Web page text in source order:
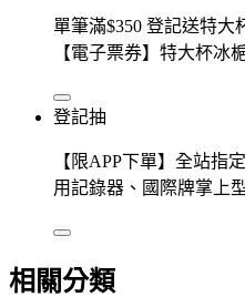
單筆滿$350 登記送特大
【電子票券】特大杯冰
登記抽
【限APP下單】全站指
用記錄器、國際牌掌上
相關分類